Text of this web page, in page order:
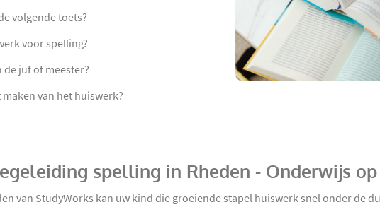
volgende toets?
voor spelling?
juf of meester?
van het huiswerk?
spelling in Rheden - Onderwijs
van StudyWorks kan uw kind die groeiende stapel huiswerk snel onder de